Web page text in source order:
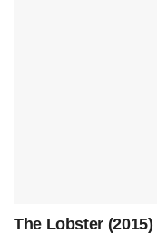
The Lobster (2015)